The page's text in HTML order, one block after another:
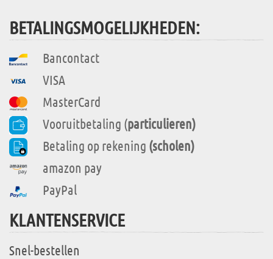
BETALINGSMOGELIJKHEDEN:
Bancontact
VISA
MasterCard
Vooruitbetaling (particulieren)
Betaling op rekening (scholen)
amazon pay
PayPal
KLANTENSERVICE
Snel-bestellen